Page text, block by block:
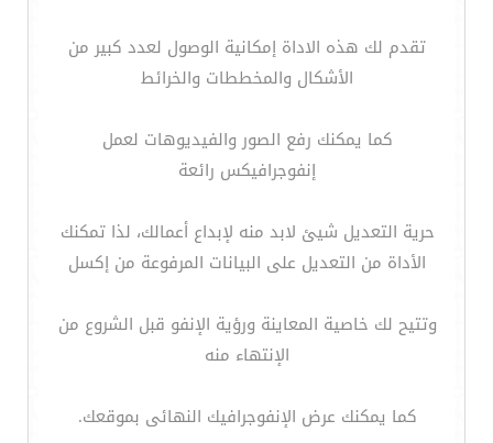
تقدم لك هذه الاداة إمكانية الوصول لعدد كبير من
الأشكال والمخططات والخرائط
كما يمكنك رفع الصور والفيديوهات لعمل
إنفوجرافيكس رائعة
حرية التعديل شيئ لابد منه لإبداع أعمالك، لذا تمكنك
الأداة من التعديل على البيانات المرفوعة من إكسل
وتتيح لك خاصية المعاينة ورؤية الإنفو قبل الشروع من
الإنتهاء منه
كما يمكنك عرض الإنفوجرافيك النهائى بموقعك.